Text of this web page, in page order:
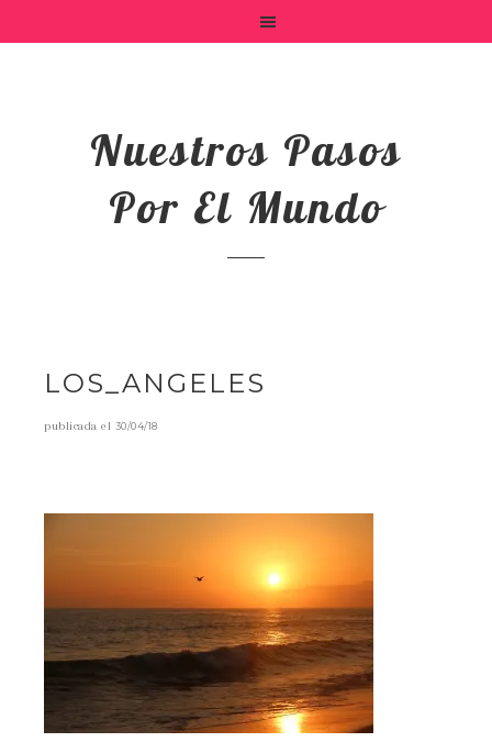
Nuestros Pasos
Por El Mundo
LOS_ANGELES
publicada el 30/04/18